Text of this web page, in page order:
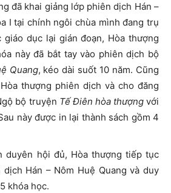
đã khai giảng lớp phiên dịch Hán –
I tại chính ngôi chùa mình đang trụ
giáo dục lại gián đoạn, Hòa thượng
này đã bắt tay vào phiên dịch bộ
Quang, kéo dài suốt 10 năm. Cũng
thượng phiên dịch và cho đăng
bộ truyện Tế Điên hòa thượngvới
này được in lại thành sách gồm 4
duyên hội đủ, Hòa thượng tiếp tục
Hán – Nôm Huệ Quang và duy
khóa học.